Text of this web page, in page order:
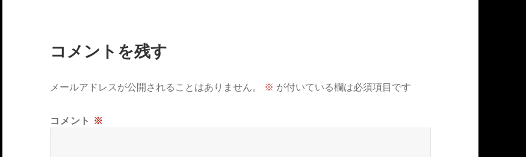
コメントを残す
メールアドレスが公開されることはありません。 ※ が付いている欄は必須項目です
コメント ※